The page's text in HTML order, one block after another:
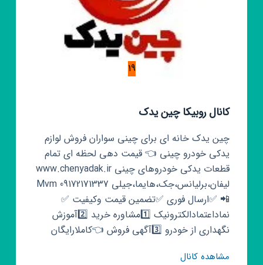
19
کانال روبیکا چین یدک
چین یدک خانه ای برای چینی سواران فروش لوازم
یدکی خودرو چینی 👈 قیمت دهی لحظه ای تمام
قطعات یدکی خودروهای چینی www.chenyadak.ir
لیفان،برلیانس،جک،هایما،جیلی Mvm 09172171337
📲 ✅ارسال فوری ✅تضمین قیمت وکیفیت ✅
نماداعتمادالکترونیک 1️⃣مشاوره خرید 2️⃣آموزش
نگهداری از خودرو 3️⃣آگهی فروش 👈کاملارایگان
مشاهده کانالکانال